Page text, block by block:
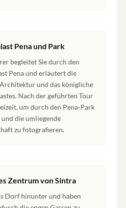
Pena und Park
begleitet Sie durch den
Pena und erläutert die
und das königliche
Nach der geführten Tour
um durch den Pena-Park
und die umliegende
zu fotografieren.
Zentrum von Sintra
Dorf hinunter und haben